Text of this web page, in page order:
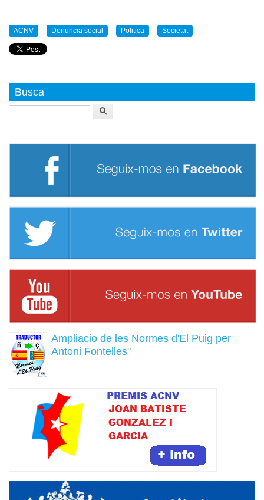
ACNV Denuncia social Politica Societat
Busca
Ampliacio de les Normes d'El Puig per
Antoni Fontelles"